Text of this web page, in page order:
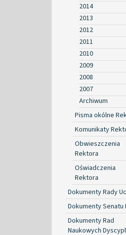
2014
2013
2012
2011
2010
2009
2008
2007
Archiwum
Pisma okólne
Komunikaty
Obwieszczenia
Rektora
Oświadczenia
Rektora
Dokumenty Rady
Dokumenty Senatu
Dokumenty Rad
Naukowych